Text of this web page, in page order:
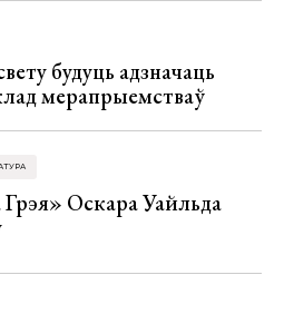
будуць адзначаць
мерапрыемстваў
Оскара Уайльда